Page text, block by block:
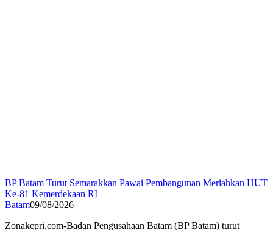
BP Batam Turut Semarakkan Pawai Pembangunan Meriahkan HUT
Ke-81 Kemerdekaan RI
Batam09/08/2026
Zonakepri.com-Badan Pengusahaan Batam (BP Batam) turut